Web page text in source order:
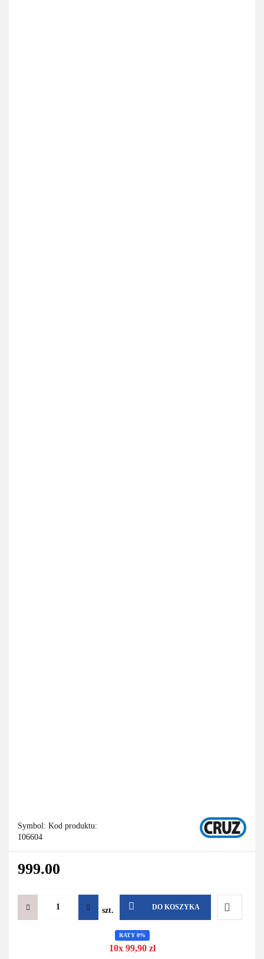
Symbol: Kod produktu:
106604
999.00
szt. DO KOSZYKA
RATY 0%
10x 99,90 zł